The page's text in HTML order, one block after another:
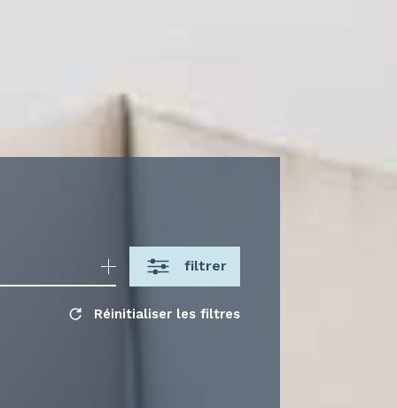
filtrer
Réinitialiser les filtres